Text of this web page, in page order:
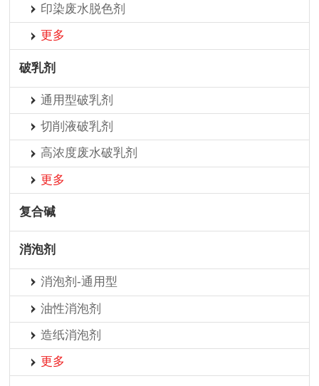
印染废水脱色剂
更多
破乳剂
通用型破乳剂
切削液破乳剂
高浓度废水破乳剂
更多
复合碱
消泡剂
消泡剂-通用型
油性消泡剂
造纸消泡剂
更多